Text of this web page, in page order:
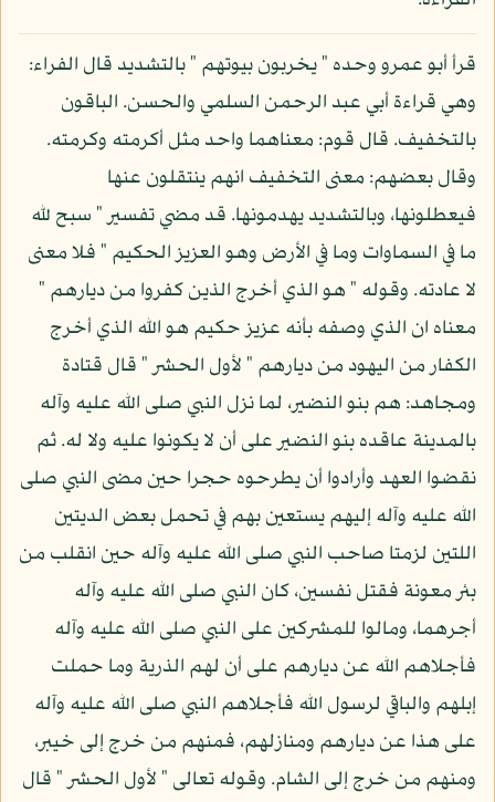
قرأ أبو عمرو وحده " يخربون بيوتهم " بالتشديد قال الفراء:
وهي قراءة أبي عبد الرحمن السلمي والحسن. الباقون
بالتخفيف. قال قوم: معناهما واحد مثل أكرمته وكرمته.
وقال بعضهم: معنى التخفيف انهم ينتقلون عنها
فيعطلونها، وبالتشديد يهدمونها. قد مضي تفسير " سبح لله
ما في السماوات وما في الأرض وهو العزيز الحكيم " فلا معنى
لا عادته. وقوله " هو الذي أخرج الذين كفروا من ديارهم "
معناه ان الذي وصفه بأنه عزيز حكيم هو الله الذي أخرج
الكفار من اليهود من ديارهم " لأول الحشر " قال قتادة
ومجاهد: هم بنو النضير، لما نزل النبي صلى الله عليه وآله
بالمدينة عاقده بنو النضير على أن لا يكونوا عليه ولا له. ثم
نقضوا العهد وأرادوا أن يطرحوه حجرا حين مضى النبي صلى
الله عليه وآله إليهم يستعين بهم في تحمل بعض الديتين
اللتين لزمتا صاحب النبي صلى الله عليه وآله حين انقلب من
بئر معونة فقتل نفسين، كان النبي صلى الله عليه وآله
أجرهما، ومالوا للمشركين على النبي صلى الله عليه وآله
فأجلاهم الله عن ديارهم على أن لهم الذرية وما حملت
إبلهم والباقي لرسول الله فأجلاهم النبي صلى الله عليه وآله
على هذا عن ديارهم ومنازلهم، فمنهم من خرج إلى خيبر،
ومنهم من خرج إلى الشام. وقوله تعالى " لأول الحشر " قال